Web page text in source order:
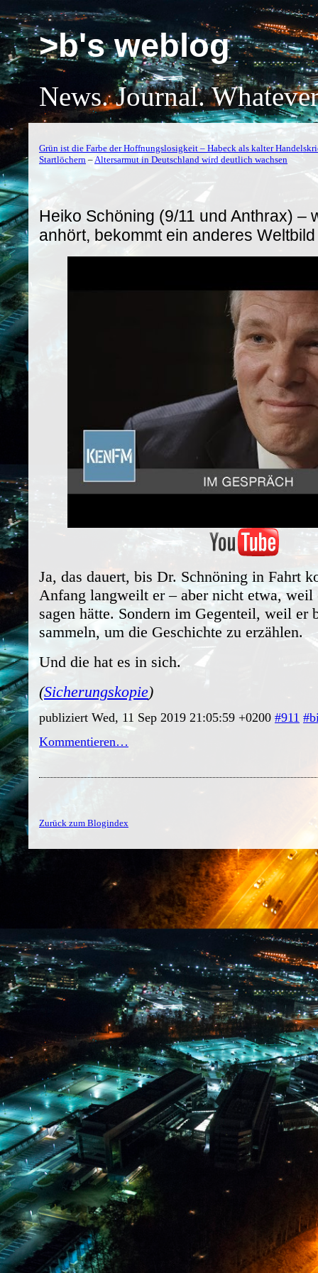
>b's weblog
News. Journal.
Grün ist die Farbe der Hoffnungslosigkeit – Habeck als kalter
Startlöchern – Altersarmut in Deutschland wird deutlich wachsen
Heiko Schöning (9/11 und Anthrax) –
anhört, bekommt ein anderes Weltbild
Ja, das dauert, bis Dr. Schnöning in Fahrt
Anfang langweilt er – aber nicht etwa, weil
sagen hätte. Sondern im Gegenteil, weil er
sammeln, um die Geschichte zu erzählen.
Und die hat es in sich.
(Sicherungskopie)
publiziert Wed, 11 Sep 2019 21:05:59 +0200 #911
Kommentieren…
Zurück zum Blogindex